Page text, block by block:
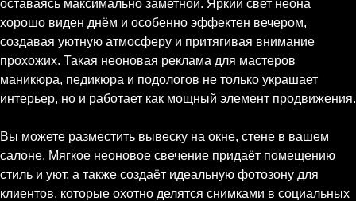
оставаясь максимально заметной. Яркий свет неона
хорошо виден днём и особенно эффектен вечером,
создавая уютную атмосферу и притягивая внимание
прохожих. Такая неоновая реклама для мастеров
маникюра, педикюра и подологов не только украшает
интерьер, но и работает как мощный элемент продвижения.
Вы можете разместить вывеску на окне, стене в вашем
салоне. Мягкое неоновое свечение придаёт помещению
стиль и уют, а также создаёт идеальную фотозону для
клиентов, которые охотно делятся снимками в социальных